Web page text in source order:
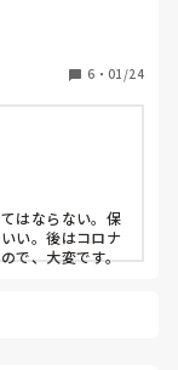
6 ・ 01/24
はならない。保
い。後はコロナ
で、大変です。